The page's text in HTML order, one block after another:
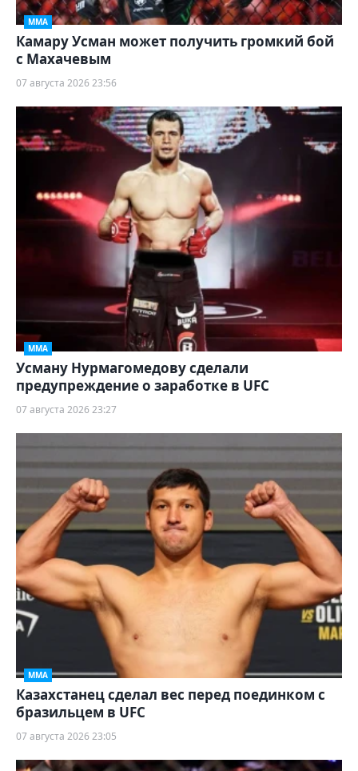
ММА
Камару Усман может получить громкий бой
с Махачевым
07 августа 2026 23:56
ММА
Усману Нурмагомедову сделали
предупреждение о заработке в UFC
07 августа 2026 23:27
ММА
Казахстанец сделал вес перед поединком с
бразильцем в UFC
07 августа 2026 23:05